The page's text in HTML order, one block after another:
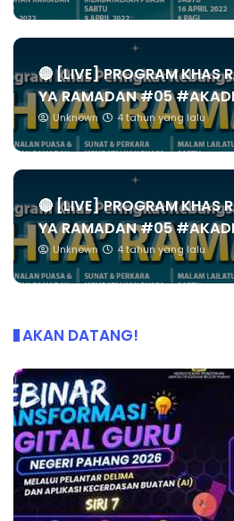
🔴 [LIVE] PROGRAM KHAS
YA RAMADAN #05
Unknown 4 tahun yang lalu
🔴 [LIVE] PROGRAM KHAS
YA RAMADAN #05
Unknown 4 tahun yang lalu
AKAN DATANG!